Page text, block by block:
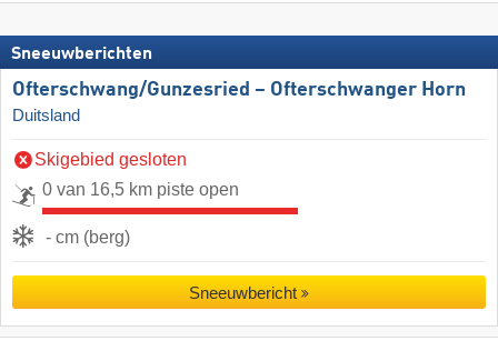
Sneeuwberichten
Ofterschwang/​Gunzesried – Ofterschwanger Horn
Duitsland
Skigebied gesloten
0 van 16,5 km piste open
- cm (berg)
Sneeuwbericht